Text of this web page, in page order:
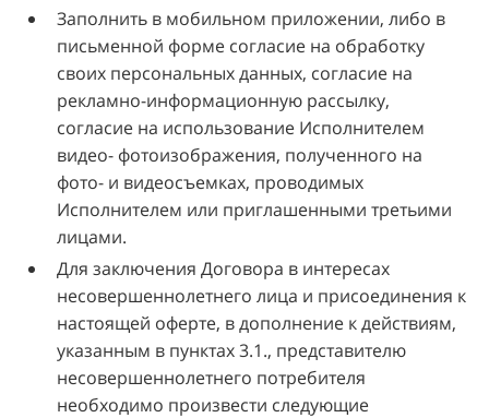
Заполнить в мобильном приложении, либо в
письменной форме согласие на обработку
своих персональных данных, согласие на
рекламно-информационную рассылку,
согласие на использование Исполнителем
видео- фотоизображения, полученного на
фото- и видеосъемках, проводимых
Исполнителем или приглашенными третьими
лицами.
Для заключения Договора в интересах
несовершеннолетнего лица и присоединения к
настоящей оферте, в дополнение к действиям,
указанным в пунктах 3.1., представителю
несовершеннолетнего потребителя
необходимо произвести следующие